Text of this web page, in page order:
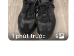
1 phút trước 5